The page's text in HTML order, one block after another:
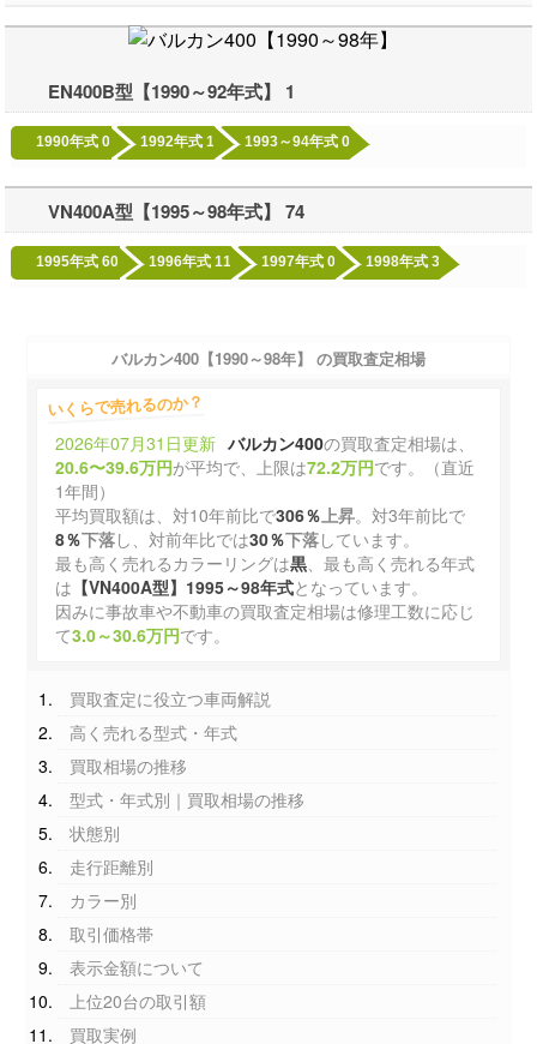
EN400B型【1990～92年式】 1
1990年式 0 1992年式 1 1993～94年式 0
VN400A型【1995～98年式】74
1995年式 60 1996年式 11 1997年式 0 1998年式 3
バルカン400【1990～98年】 の買取査定相場
いくらで売れるのか？
2026年07月31日更新 バルカン400の買取査定相場は、
20.6〜39.6万円が平均で、上限は72.2万円です。（直近
1年間）
平均買取額は、対10年前比で306％ 上昇。対3年前比で
8％下落し、対前年比では30％下落しています。
最も高く売れるカラーリングは黒 、最も高く売れる年式
は 【VN400A型】1995～98年式となっています。
因みに事故車や不動車の買取査定相場は修理工数に応じ
て3.0～30.6万円です。
買取査定に役立つ車両解説
高く売れる型式・年式
買取相場の推移
型式・年式別｜買取相場の推移
状態別
走行距離別
カラー別
取引価格帯
表示金額について
上位20台の取引額
買取実例